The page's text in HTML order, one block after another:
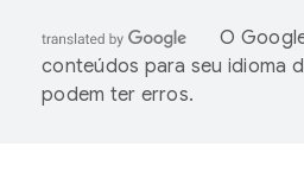
O
conteúdos para seu idioma
podem ter erros.